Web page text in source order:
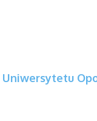
Uniwersytetu